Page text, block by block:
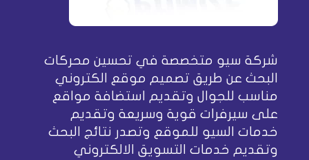
شركة سيو متخصصة في تحسين محركات
البحث عن طريق تصميم موقع الكتروني
مناسب للجوال وتقديم استضافة مواقع
على سيرفرات قوية وسريعة وتقديم
خدمات السيو للموقع وتصدر نتائج البحث
وتقديم خدمات التسويق الالكتروني